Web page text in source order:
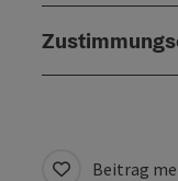
Beitrag